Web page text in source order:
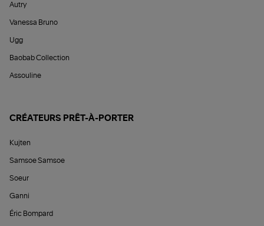
Autry
Vanessa Bruno
Ugg
Baobab Collection
Assouline
CRÉATEURS PRÊT-À-PORTER
Kujten
Samsoe Samsoe
Soeur
Ganni
Éric Bompard